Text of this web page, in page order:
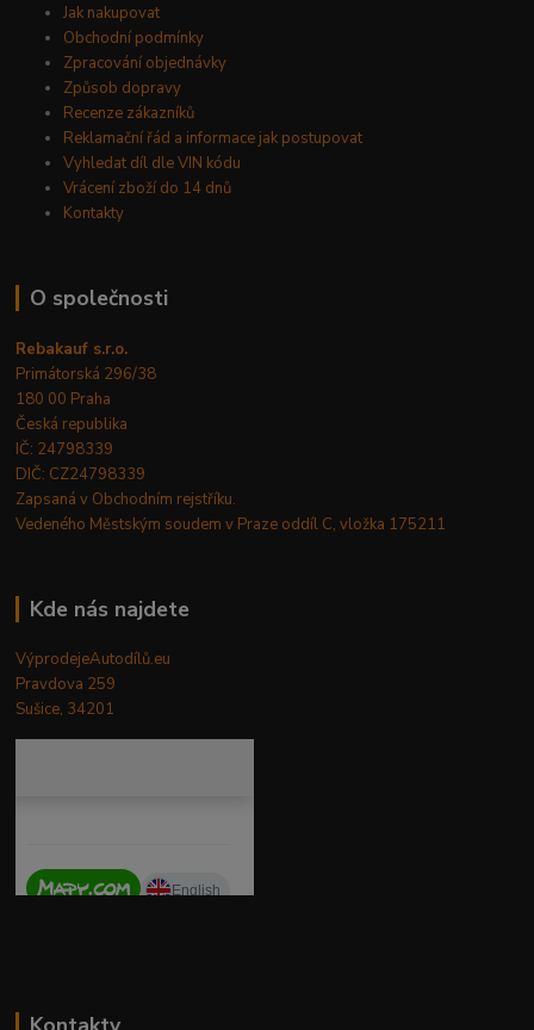
Jak nakupovat
Obchodní podmínky
Zpracování objednávky
Způsob dopravy
Recenze zákazníků
Reklamační řád a informace jak postupovat
Vyhledat díl dle VIN kódu
Vrácení zboží do 14 dnů
Kontakty
O společnosti
Rebakauf s.r.o.
Primátorská 296/38
180 00 Praha
Česká republika
IČ: 24798339
DIČ: CZ24798339
Zapsaná v Obchodním rejstříku.
Vedeného Městským soudem v Praze oddíl C, vložka 175211
Kde nás najdete
VýprodejeAutodílů.eu
Pravdova 259
Sušice, 34201